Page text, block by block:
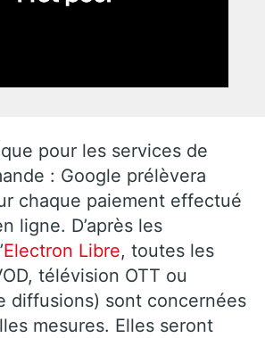
pour les services de
: Google prélèvera
chaque paiement effectué
ligne. D’après les
Electron Libre, toutes les
télévision OTT ou
diffusions) sont concernées
mesures. Elles seront